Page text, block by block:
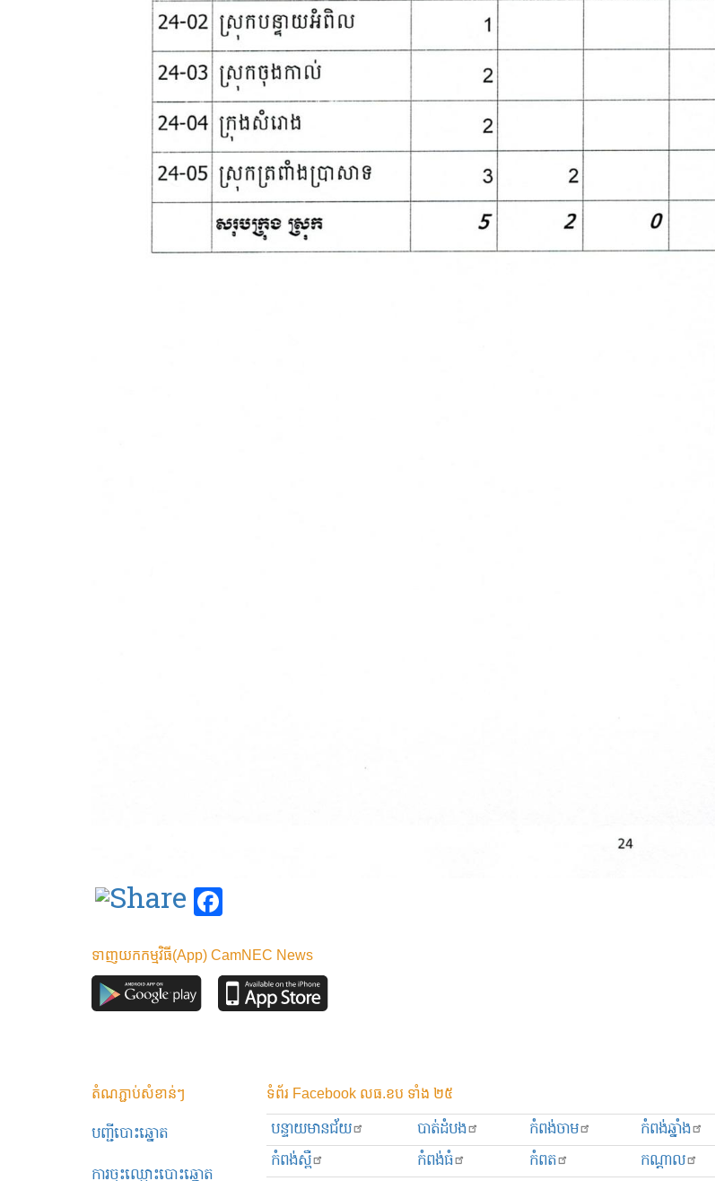
ទាញយកកម្មវិធី(App) CamNEC News
តំណភ្ជាប់សំខាន់ៗ
បញ្ជីបោះឆ្នោត
ការចុះឈ្មោះបោះឆ្នោត
ទំព័រ Facebook លធ.ខប ទាំង ២៥
បន្ទាយមានជ័យ បាត់ដំបង កំពង់ចាម
កំពង់ឆ្នាំង
កំពង់ស្ពឺ
កំពង់ធំ កំពត
កណ្ដាល